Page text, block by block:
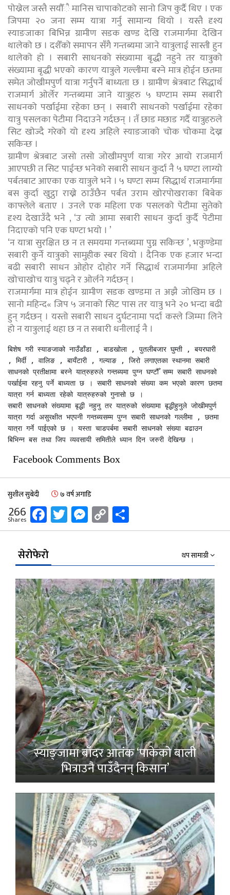
पोख्रेल जस्तै सयौँै मानिस चापाकोटको सानो जिप कुर्दै थिए । एक
जिपमा २० जना सम्म यात्रा गर्नु सामान्य थियो । यस्तै दृश्य
स्याङजाका बिभिन्न ग्रामीण सडक खण्ड देखि राजमार्गमा देखिन
थालेको छ । दशैँको समापन सँगै गन्तब्यमा जाने यात्रुलाई सास्ती हुन
थालेको हो । सबारी साधनको संख्यामा बृद्धी नहुने तर यात्रुको
संख्यामा बृद्धी भएको कारण यात्रुले गल्लीमा बस्ने मात्र होईन छतमा
समेत जोखीमपुर्ण यात्रा गर्नुपर्ने बाध्यता छ । ग्रामीण श्रेत्रबाट सिद्धार्थ
राजमार्ग ओर्लेर गन्तब्यमा जाने यात्रुहरु ५ घण्टाम सम्म सबारी
साधनको पर्खाईमा रहेका छन् । सबारी साधनको पर्खाईमा रहेका
यात्रु पसलका पेटीमा निदाउने गर्दछन् । तँ छाड मछाड गर्दै यात्रुहरुले
सिट खोज्दै गरेको यो दृश्य अहिले स्याङजाको चोक चोकमा देख्न
सकिन्छ ।
ग्रामीण श्रेत्रबाट जसो तसो जोखीमपुर्ण यात्रा गरेर आयो राजमार्ग
आएपछी त सिट पाईन्छ भनेको सबारी साधन कुर्दा नै ५ घण्टा लाग्यो
पर्बतबाट आएका एक यात्रुले भने । ५ घण्टा सम्म सिद्धार्थ राजमार्गमा
बस कुर्दा खुट्ठा राख्ने ठाउँछैन पर्बत उराम खोरपोखराका बिबेक
काफ्लेले बताए । उनले एक महिला एक पसलको पेटीमा सुतेको
दृश्य देखाउँदै भने , ‘उ त्यो आमा सबारी साधन कुर्दा कुर्दै पेटीमा
निदाएको पनि एक घण्टा भयो । ’
‘न यात्रा सुरक्षित छ न त समयमा गन्तब्यमा पुग्न सकिन्छ ’, भकुण्डेमा
सबारी कुर्ने यात्रुको सामुहीक स्बर थियो । दैनिक एक हजार भन्दा
बढी सबारी साधन ओहोर दोहोर गर्ने सिद्धार्थ राजमार्गमा अहिले
खोचाखोच यात्रु चढ्ने र ओर्लने गर्दछन् ।
राजमार्गमा मात्र होईन ग्रामीण सडक खण्डमा त अझै जोखिम छ ।
सानो महिन्द« जिप ५ जनाको सिट पास तर यात्रु भने २० भन्दा बढी
हुन् गर्दछन् । यस्तो सबारी साधन दुर्घटनामा पर्दा कस्ले जिम्मा लिने
हो न यात्रुलाई थहा छ न त सबारी धनीलाई नै ।
बिशेष गरी स्याङजाको नाउँडाँडा , बाडखोला , पुतलीबजार घुम्ती , बयरघारी
, मिर्दी , वालिङ , बायँटारी , गल्याङ , जिरो लगाएतका स्थानमा सबारी
साधनको प्रतीक्षामा बस्ने यात्रुहरुले गन्तब्यमा पुग्न घण्टौँ सम्म सबारी साधनको
पर्खाईमा रहनु पर्ने बाध्यता छ । सबारी साधनको संख्या कम भएको कारण छतमा
यात्रा गर्न बाध्यता रहेको यात्रुहरुको गुनासो छ ।
सबारी साधनको संख्यामा बृद्धी नहुनु तर यात्रुको संख्यामा बृद्धीहुनुले जोखीमपुर्ण
यात्रा गर्दा असुरक्षीत भएपनी गन्तब्यसम्म पुग्न सबारी साधनको गल्लीमा , छतमा
यात्रा गर्ने पाईएको छ । यस्ता चाडपर्बमा सबारी साधनको संख्या बढाउन
बिभिन्न बस तथा जिप व्यवसायी समितीले ध्यान दिन जरुरी देखिन्छ ।
Facebook Comments Box
सुशील सुबेदी ७ वर्ष अगाडि
266
Shares Facebook
Twitter
Messenger
Copy
Link
सेरोफेरो थप सामाग्री
स्याङ्जामा बाँदर आतंक ‘पाकेको बाली
भित्राउनै पाउँदैनन् किसान’